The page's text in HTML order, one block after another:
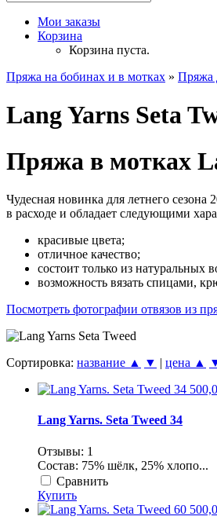
Мои заказы
Корзина
Корзина пуста.
Пряжа на бобинах и в мотках » Пряжа
Lang Yarns Seta
Пряжа в мотках
Чудесная новинка для летнего
в расходе и обладает следующими
красивые цвета;
отличное качество;
состоит только из натуральных
возможность вязать спицами,
Посмотреть фотографии отвязов из
Сортировка: название ▲ ▼ | цена ▲
Lang Yarns. Seta Tweed 34
Отзывы: 1
Состав: 75% шёлк, 25% хлопо...
Сравнить
Купить